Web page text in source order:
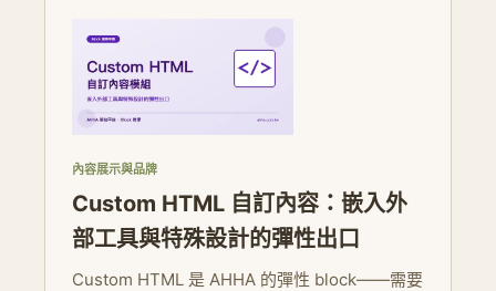
內容展示與品牌
Custom HTML 自訂內容：嵌入外
部工具與特殊設計的彈性出口
Custom HTML 是 AHHA 的彈性 block——需要